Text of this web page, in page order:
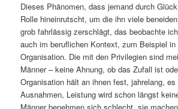
Dieses Phänomen, dass jemand durch
Rolle hineinrutscht, um die ihn viele
grob fahrlässig zerschlägt, das beobachte
auch im beruflichen Kontext, zum Beispiel in
Organisation. Die mit den Privilegien sind
Männer – keine Ahnung, ob das Zufall ist
Organisation hält an ihnen fest, jahrelang,
Ausnahmen, Leistung wird schon längst